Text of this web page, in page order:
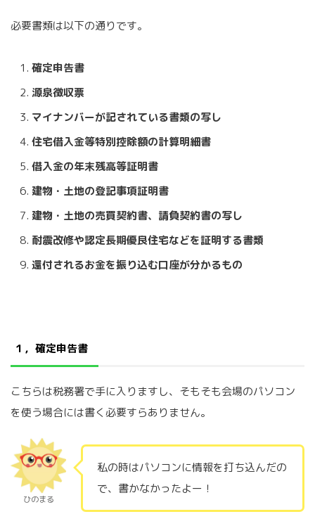
必要書類は以下の通りです。
確定申告書
源泉徴収票
マイナンバーが記されている書類の写し
住宅借入金等特別控除額の計算明細書
借入金の年末残高等証明書
建物・土地の登記事項証明書
建物・土地の売買契約書、請負契約書の写し
耐震改修や認定長期優良住宅などを証明する書類
還付されるお金を振り込む口座が分かるもの
１，確定申告書
こちらは税務署で手に入りますし、そもそも会場のパソコン
を使う場合には書く必要すらありません。
ひのまる
私の時はパソコンに情報を打ち込んだの
で、書かなかったよー！